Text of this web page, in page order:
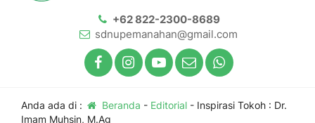
+62 822-2300-8689
sdnupemanahan@gmail.com
Anda ada di : Beranda - Editorial- Inspirasi Tokoh : Dr.
Imam Muhsin, M.Ag